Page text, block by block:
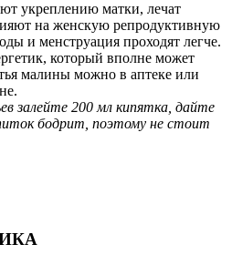
укреплению матки, лечат
на женскую репродуктивную
и менструация проходят легче.
который вполне может
малины можно в аптеке или
залейте 200 мл кипятка, дайте
бодрит, поэтому не стоит